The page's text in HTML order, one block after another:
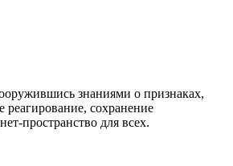
знаниями о признаках,
сохранение
для всех.